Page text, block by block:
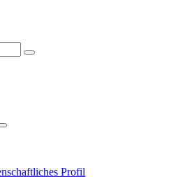
Profil